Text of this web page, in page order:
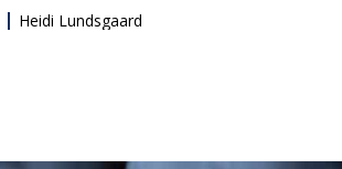
Heidi Lundsgaard